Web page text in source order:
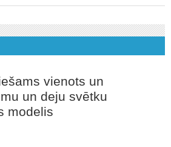
vienots un
un deju svētku
modelis